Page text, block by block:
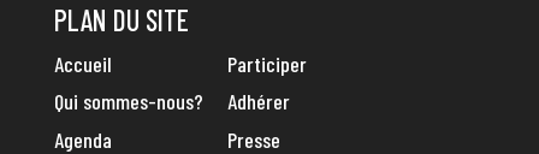
PLAN DU SITE
Accueil
Qui sommes-nous?
Agenda
Participer
Adhérer
Presse